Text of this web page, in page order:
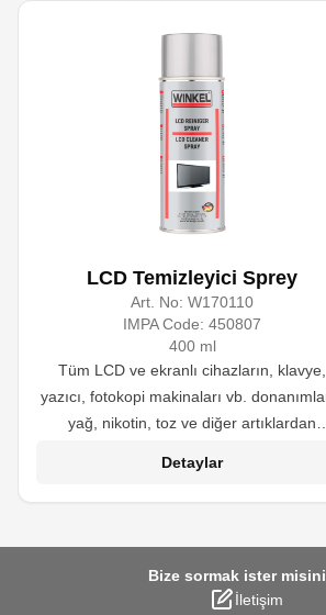
LCD Temizleyici Sprey
Art. No:W170110
IMPA Code:450807
400 ml
Tüm LCD ve ekranlı cihazların, klavye,
yazıcı, fotokopi makinaları vb.
yağ, nikotin, toz ve diğer artıklardan
Detaylar
Bize sormak ister
İletişim